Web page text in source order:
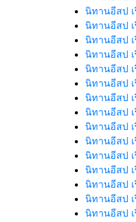
นิทานอีสป
นิทานอีสป
นิทานอีสป
นิทานอีสป
นิทานอีสป
นิทานอีสป
นิทานอีสป เ
นิทานอีสป
นิทานอีสป
นิทานอีสป
นิทานอีสป
นิทานอีสป
นิทานอีสป
นิทานอีสป
นิทานอีสป